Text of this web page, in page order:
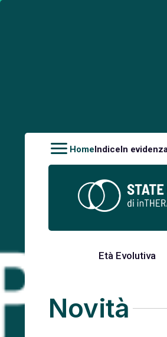
HomeIndiceIn
Età Evolutiva
Novità